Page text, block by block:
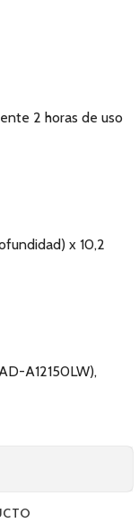
2 horas de uso
x 10,2
A12150LW),